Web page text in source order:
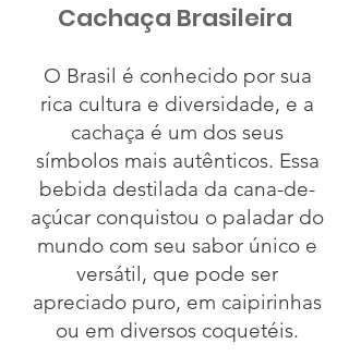
Cachaça Brasileira
O Brasil é conhecido por sua
rica cultura e diversidade, e a
cachaça é um dos seus
símbolos mais autênticos. Essa
bebida destilada da cana-de-
açúcar conquistou o paladar do
mundo com seu sabor único e
versátil, que pode ser
apreciado puro, em caipirinhas
ou em diversos coquetéis.